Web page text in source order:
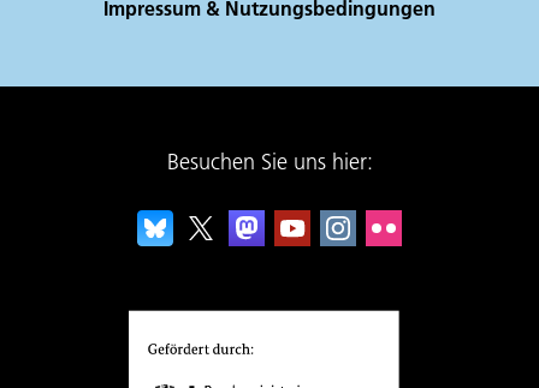
Impressum & Nutzungsbedingungen
Besuchen Sie uns hier: